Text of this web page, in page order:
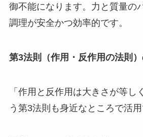
御不能になります。力と質量の
調理が安全かつ効率的です。
第3法則（作用・反作用の法則
「作用と反作用は大きさが等し
う第3法則も身近なところで活用